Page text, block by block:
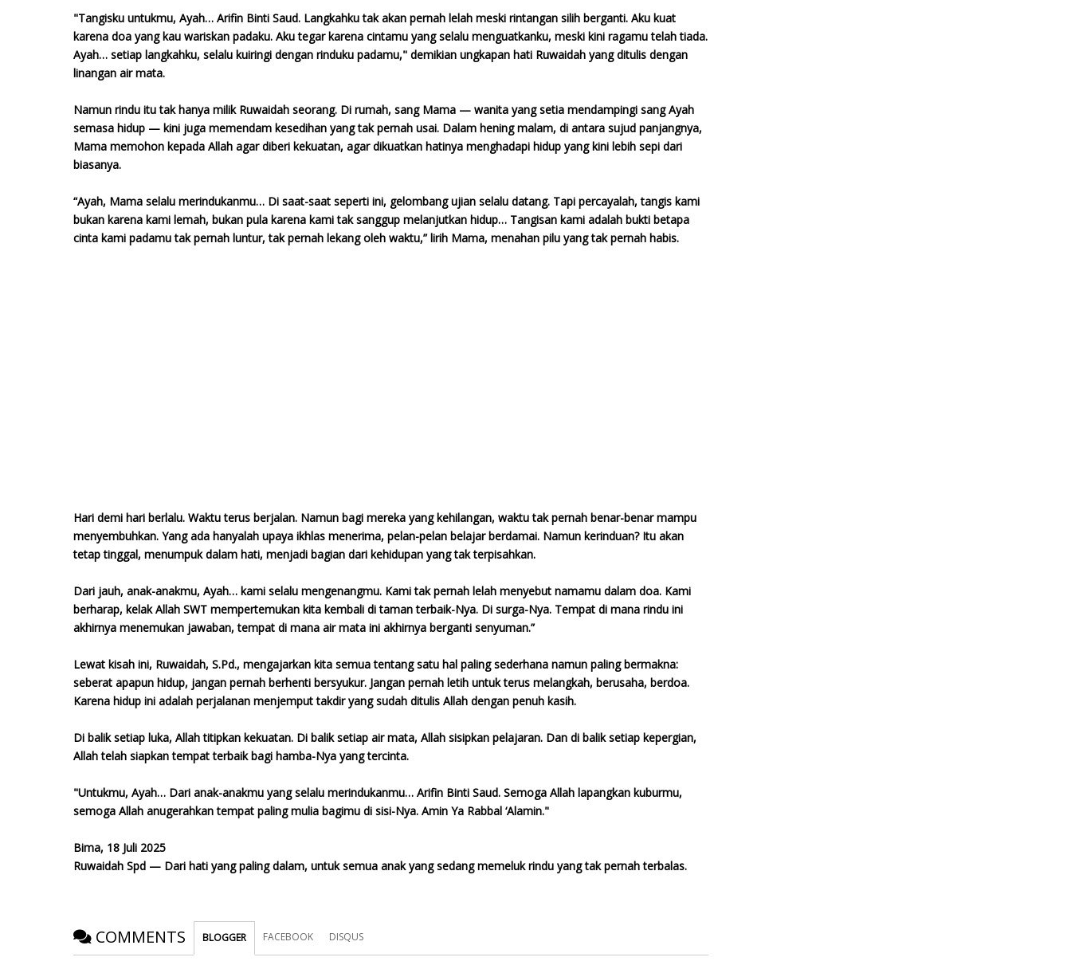
"Tangisku untukmu, Ayah… Arifin Binti Saud. Langkahku tak akan pernah lelah meski rintangan silih berganti. Aku kuat
karena doa yang kau wariskan padaku. Aku tegar karena cintamu yang selalu menguatkanku, meski kini ragamu telah tiada.
Ayah… setiap langkahku, selalu kuiringi dengan rinduku padamu," demikian ungkapan hati Ruwaidah yang ditulis dengan
linangan air mata.
Namun rindu itu tak hanya milik Ruwaidah seorang. Di rumah, sang Mama — wanita yang setia mendampingi sang Ayah
semasa hidup — kini juga memendam kesedihan yang tak pernah usai. Dalam hening malam, di antara sujud panjangnya,
Mama memohon kepada Allah agar diberi kekuatan, agar dikuatkan hatinya menghadapi hidup yang kini lebih sepi dari
biasanya.
“Ayah, Mama selalu merindukanmu… Di saat-saat seperti ini, gelombang ujian selalu datang. Tapi percayalah, tangis kami
bukan karena kami lemah, bukan pula karena kami tak sanggup melanjutkan hidup… Tangisan kami adalah bukti betapa
cinta kami padamu tak pernah luntur, tak pernah lekang oleh waktu,” lirih Mama, menahan pilu yang tak pernah habis.
Hari demi hari berlalu. Waktu terus berjalan. Namun bagi mereka yang kehilangan, waktu tak pernah benar-benar mampu
menyembuhkan. Yang ada hanyalah upaya ikhlas menerima, pelan-pelan belajar berdamai. Namun kerinduan? Itu akan
tetap tinggal, menumpuk dalam hati, menjadi bagian dari kehidupan yang tak terpisahkan.
Dari jauh, anak-anakmu, Ayah… kami selalu mengenangmu. Kami tak pernah lelah menyebut namamu dalam doa. Kami
berharap, kelak Allah SWT mempertemukan kita kembali di taman terbaik-Nya. Di surga-Nya. Tempat di mana rindu ini
akhirnya menemukan jawaban, tempat di mana air mata ini akhirnya berganti senyuman.”
Lewat kisah ini, Ruwaidah, S.Pd., mengajarkan kita semua tentang satu hal paling sederhana namun paling bermakna:
seberat apapun hidup, jangan pernah berhenti bersyukur. Jangan pernah letih untuk terus melangkah, berusaha, berdoa.
Karena hidup ini adalah perjalanan menjemput takdir yang sudah ditulis Allah dengan penuh kasih.
Di balik setiap luka, Allah titipkan kekuatan. Di balik setiap air mata, Allah sisipkan pelajaran. Dan di balik setiap kepergian,
Allah telah siapkan tempat terbaik bagi hamba-Nya yang tercinta.
"Untukmu, Ayah… Dari anak-anakmu yang selalu merindukanmu… Arifin Binti Saud. Semoga Allah lapangkan kuburmu,
semoga Allah anugerahkan tempat paling mulia bagimu di sisi-Nya. Amin Ya Rabbal ‘Alamin."
Bima, 18 Juli 2025
Ruwaidah Spd — Dari hati yang paling dalam, untuk semua anak yang sedang memeluk rindu yang tak pernah terbalas.
COMMENTS BLOGGER FACEBOOK DISQUS